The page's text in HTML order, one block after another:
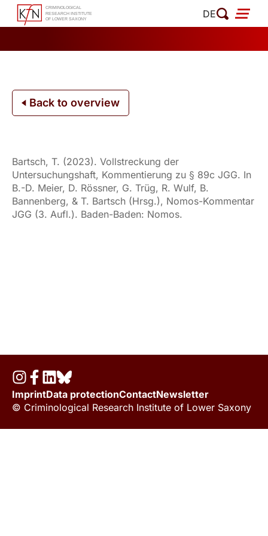
Skip
DE
Back to overview
Bartsch, T. (2023). Vollstreckung der
Untersuchungshaft, Kommentierung zu § 89c JGG. In
B.-D. Meier, D. Rössner, G. Trüg, R. Wulf, B.
Bannenberg, & T. Bartsch (Hrsg.), Nomos-Kommentar
JGG (3. Aufl.). Baden-Baden: Nomos.
ImprintData protectionContactNewsletter
© Criminological Research Institute of Lower Saxony